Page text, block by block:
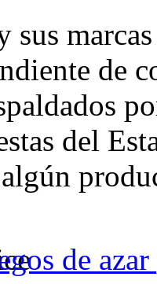
de
del
de